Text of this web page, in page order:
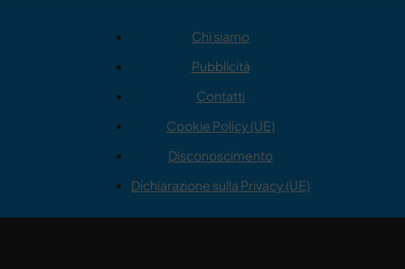
Chi siamo
Pubblicità
Contatti
Cookie Policy (UE)
Disconoscimento
Dichiarazione sulla Privacy (UE)